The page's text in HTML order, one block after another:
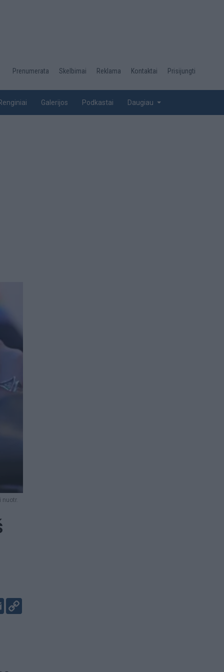
Desktop
top
Prenumerata Skelbimai Reklama Kontaktai Prisijungti
Galerijos Podkastai Daugiau
nuotr.
Email